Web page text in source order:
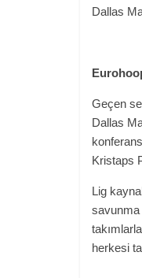
Dallas
Geçen
Dallas
Kristaps
Lig
savunma
herkesi